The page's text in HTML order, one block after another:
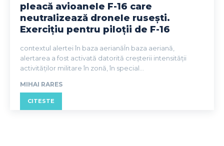
pleacă avioanele F-16 care
neutralizează dronele rusești.
Exercițiu pentru piloții de F-16
contextul alertei în baza aerianăÎn baza aeriană,
alertarea a fost activată datorită creșterii intensității
activităților militare în zonă, în special...
MIHAI RARES
CITESTE